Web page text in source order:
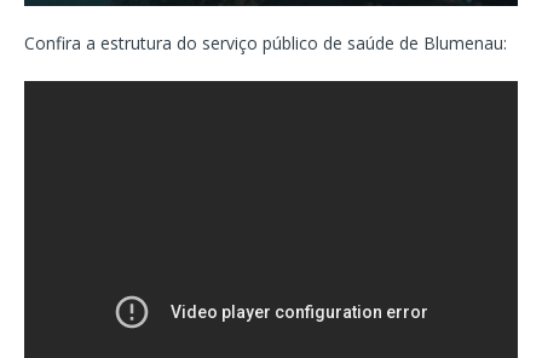
Confira a estrutura do serviço público de saúde de Blumenau: